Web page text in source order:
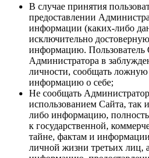
В случае принятия
предоставлении
информации (каких-либо
исключительно
информацию. Пользователь
Администратора в
личности, сообщать
информацию о себе;
Не сообщать
использованием Сайта, так
либо информацию,
к государственной,
тайне, фактам и
личной жизни третьих лиц,